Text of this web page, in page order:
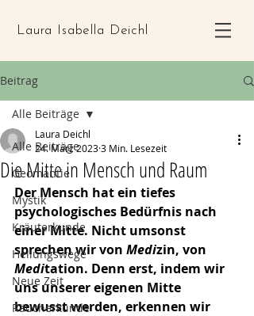
Laura Isabella Deichl
Beitrag
Alle Beiträge
Geomantie
Mystik
Kräuterkunde
Heilungswege
Neue Zeit
Räucherkunde
Alle Beiträge
Die Mitte in Mensch und Raum
Laura Deichl
24. März 20233 Min. Lesezeit
Der Mensch hat ein tiefes
psychologisches Bedürfnis nach
einer Mitte. Nicht umsonst
sprechen wir von Medizin, von
Meditation. Denn erst, indem wir
uns unserer eigenen Mitte
bewusst werden, erkennen wir